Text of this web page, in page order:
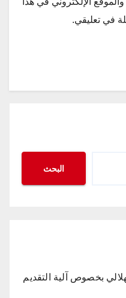
في تعليقي.
البحث
بخصوص آلية التقديم